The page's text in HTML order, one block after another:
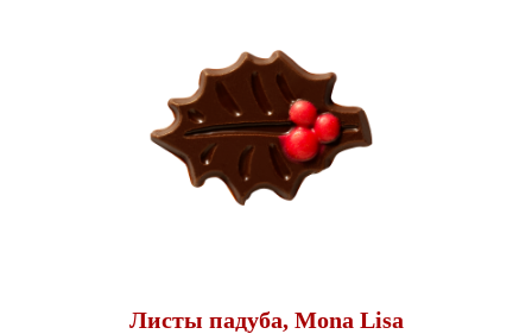
Листы падуба, Mona Lisa